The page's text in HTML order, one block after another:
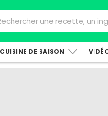
CUISINE DE SAISON